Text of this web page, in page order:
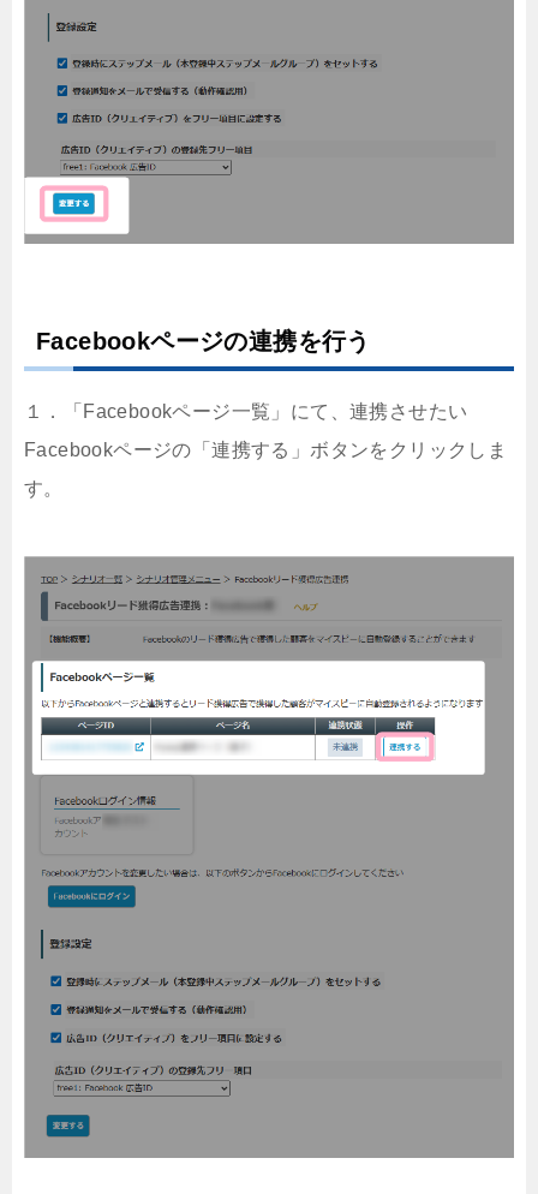
Facebookページの連携を行う
１．「Facebookページ一覧」にて、連携させたい
Facebookページの「連携する」ボタンをクリックしま
す。